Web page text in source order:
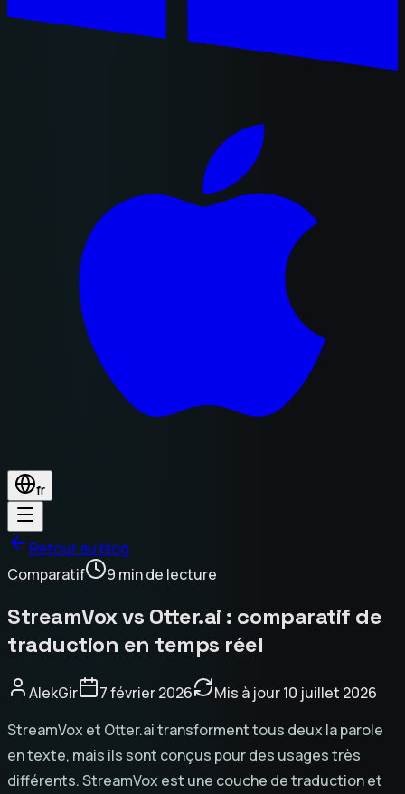
fr
Retour au blog
Comparatif
9 min de lecture
StreamVox vs Otter.ai : comparatif de
traduction en temps réel
AlekGir 7 février 2026 Mis à jour10 juillet 2026
StreamVox et Otter.ai transforment tous deux la parole
en texte, mais ils sont conçus pour des usages très
différents. StreamVox est une couche de traduction et